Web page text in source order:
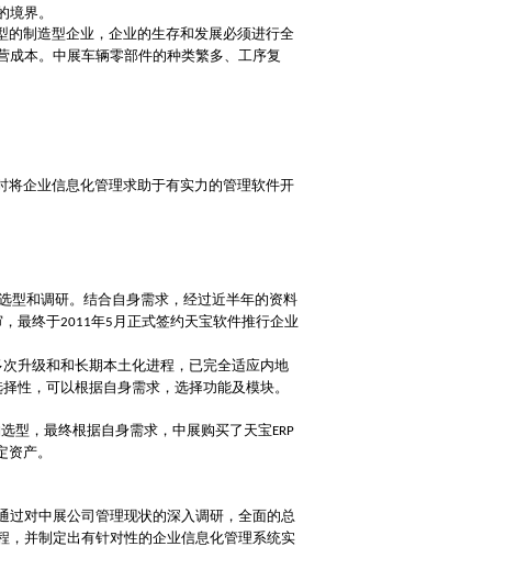
界。
制造型企业，企业的生存和发展必须进行全
成本。中展车辆零部件的种类繁多、工序复
企业信息化管理求助于有实力的管理软件开
型和调研。结合自身需求，经过近半年的资料
最终于2011年5 月正式签约天宝软件推行企业
升级和和长期本土化进程，已完全适应内地
性，可以根据自身需求，选择功能及模块。
型，最终根据自身需求，中展购买了天宝ERP
产。
过对中展公司管理现状的深入调研，全面的总
，并制定出有针对性的企业信息化管理系统实